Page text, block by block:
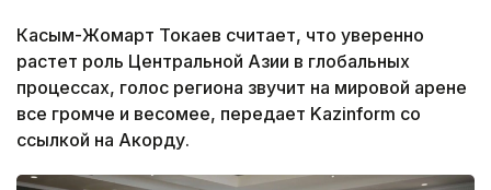
Касым-Жомарт Токаев считает, что уверенно
растет роль Центральной Азии в глобальных
процессах, голос региона звучит на мировой арене
все громче и весомее, передает Kazinform со
ссылкой на Акорду.